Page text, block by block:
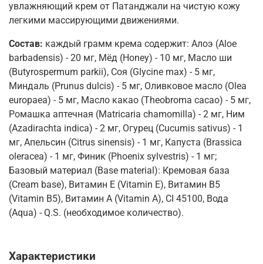
увлажняющий крем от Патанджали на чистую кожу
легкими массирующими движениями.
Состав: каждый грамм крема содержит: Алоэ (Aloe
barbadensis) - 20 мг, Мёд (Honey) - 10 мг, Масло ши
(Butyrospermum parkii), Соя (Glycine max) - 5 мг,
Миндаль (Prunus dulcis) - 5 мг, Оливковое масло (Olea
europaea) - 5 мг, Масло какао (Theobroma cacao) - 5 мг,
Ромашка аптечная (Matricaria chamomilla) - 2 мг, Ним
(Azadirachta indica) - 2 мг, Огурец (Cucumis sativus) - 1
мг, Апельсин (Citrus sinensis) - 1 мг, Капуста (Brassica
oleracea) - 1 мг, Финик (Phoenix sylvestris) - 1 мг;
Базовый материал (Base material): Кремовая база
(Cream base), Витамин Е (Vitamin E), Витамин B5
(Vitamin B5), Витамин А (Vitamin A), CI 45100, Вода
(Aqua) - Q.S. (необходимое количество).
Характеристики